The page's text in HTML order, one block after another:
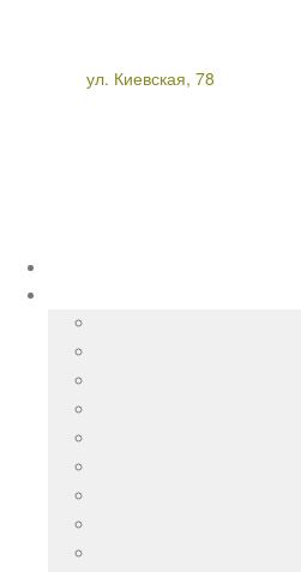
ул. Киевская, 78